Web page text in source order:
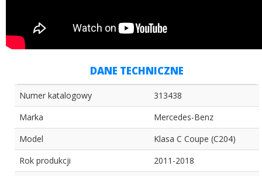
DANE TECHNICZNE
Numer katalogowy
313438
Marka
Mercedes-Benz
Model
Klasa C Coupe (C204)
Rok produkcji
2011-2018